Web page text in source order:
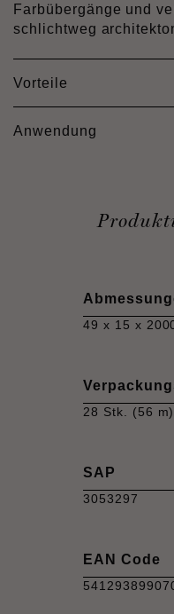
Farbübergänge und
schlichtweg
Vorteile
Anwendung
49 x 15 x
28 Stk. (56 m)
SAP
3053297
EAN Code